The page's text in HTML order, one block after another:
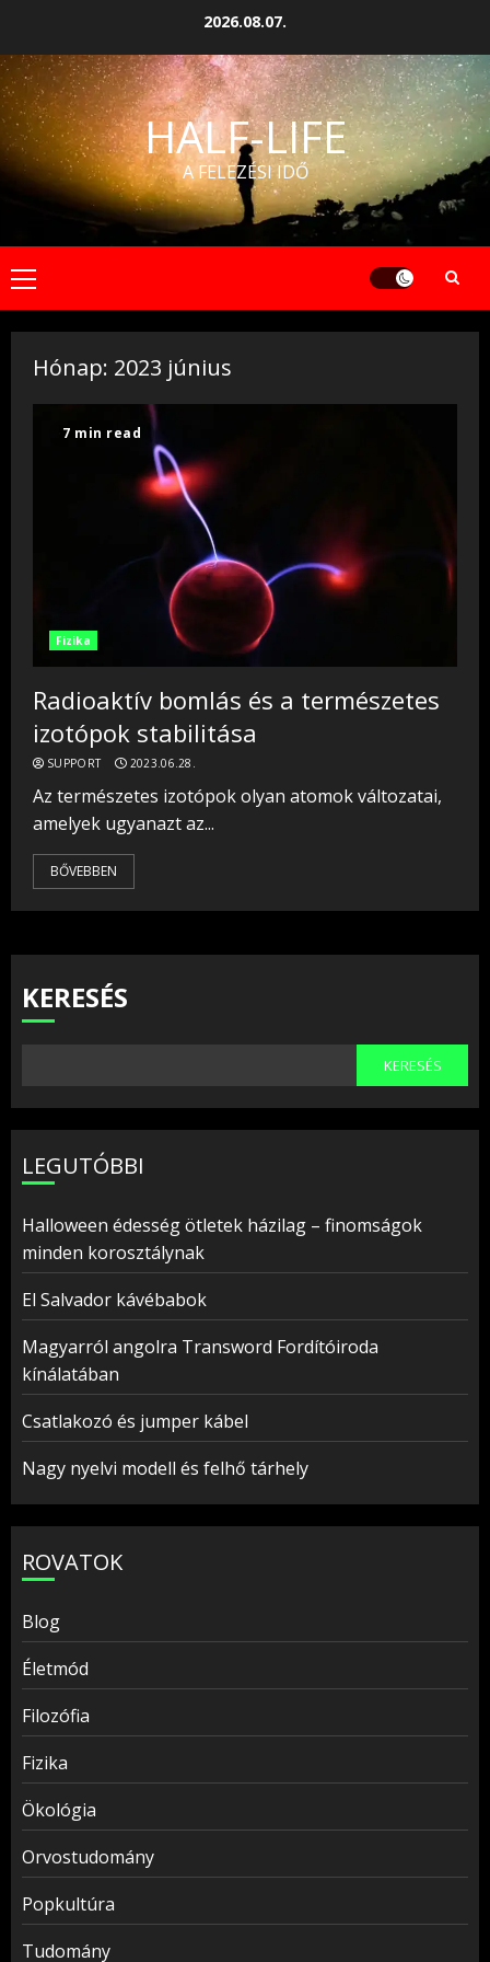
content
2026.08.07.
HALF-LIFE
A FELEZÉSI IDŐ
Primary
Menu
Hónap: 2023 június
7 min read
Fizika
Radioaktív bomlás és a természetes
izotópok stabilitása
SUPPORT 2023.06.28.
Az természetes izotópok olyan atomok változatai,
amelyek ugyanazt az...
BŐVEBBEN
KERESÉS
KERESÉS
LEGUTÓBBI
Halloween édesség ötletek házilag – finomságok
minden korosztálynak
El Salvador kávébabok
Magyarról angolra Transword Fordítóiroda
kínálatában
Csatlakozó és jumper kábel
Nagy nyelvi modell és felhő tárhely
ROVATOK
Blog
Életmód
Filozófia
Fizika
Ökológia
Orvostudomány
Popkultúra
Tudomány